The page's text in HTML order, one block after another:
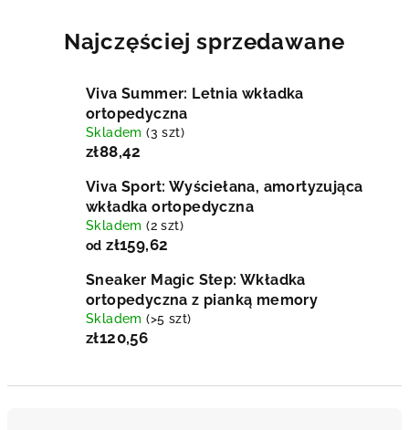
Najczęściej sprzedawane
Viva Summer: Letnia wkładka
ortopedyczna
Skladem(3 szt)
zł88,42
Viva Sport: Wyściełana, amortyzująca
wkładka ortopedyczna
Skladem(2 szt)
od zł159,62
Sneaker Magic Step: Wkładka
ortopedyczna z pianką memory
Skladem(>5 szt)
zł120,56